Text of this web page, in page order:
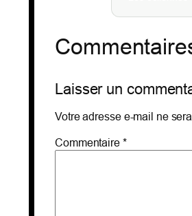
Laisser un
Votre adresse e-mail ne
Commentaire *